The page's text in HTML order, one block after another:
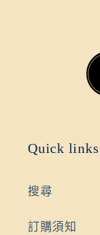
Quick links
搜尋
訂購須知